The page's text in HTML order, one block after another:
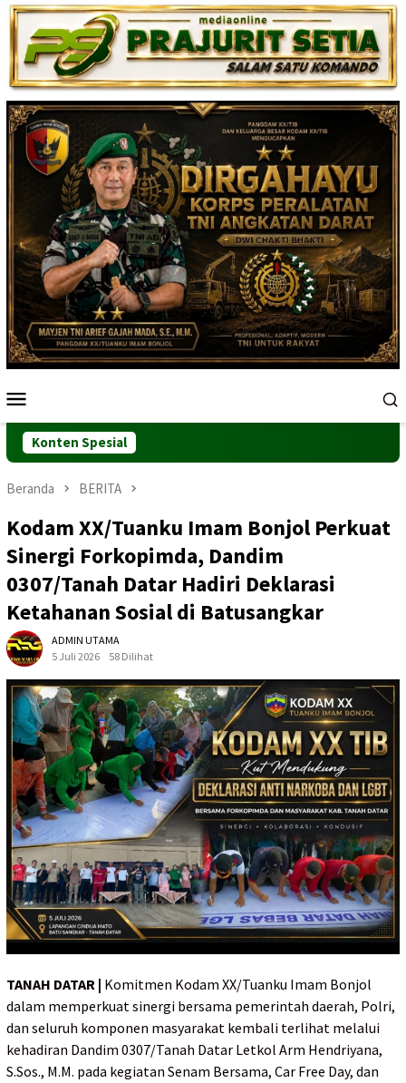
Loncat
ke
konten
Mobile
Konten Spesial
Beranda BERITA
Kodam XX/Tuanku Imam Bonjol Perkuat
Sinergi Forkopimda, Dandim
0307/Tanah Datar Hadiri Deklarasi
Ketahanan Sosial di Batusangkar
ADMIN UTAMA
5 Juli 2026
58 Dilihat
TANAH DATAR | Komitmen Kodam XX/Tuanku Imam Bonjol
dalam memperkuat sinergi bersama pemerintah daerah, Polri,
dan seluruh komponen masyarakat kembali terlihat melalui
kehadiran Dandim 0307/Tanah Datar Letkol Arm Hendriyana,
S.Sos., M.M. pada kegiatan Senam Bersama, Car Free Day, dan